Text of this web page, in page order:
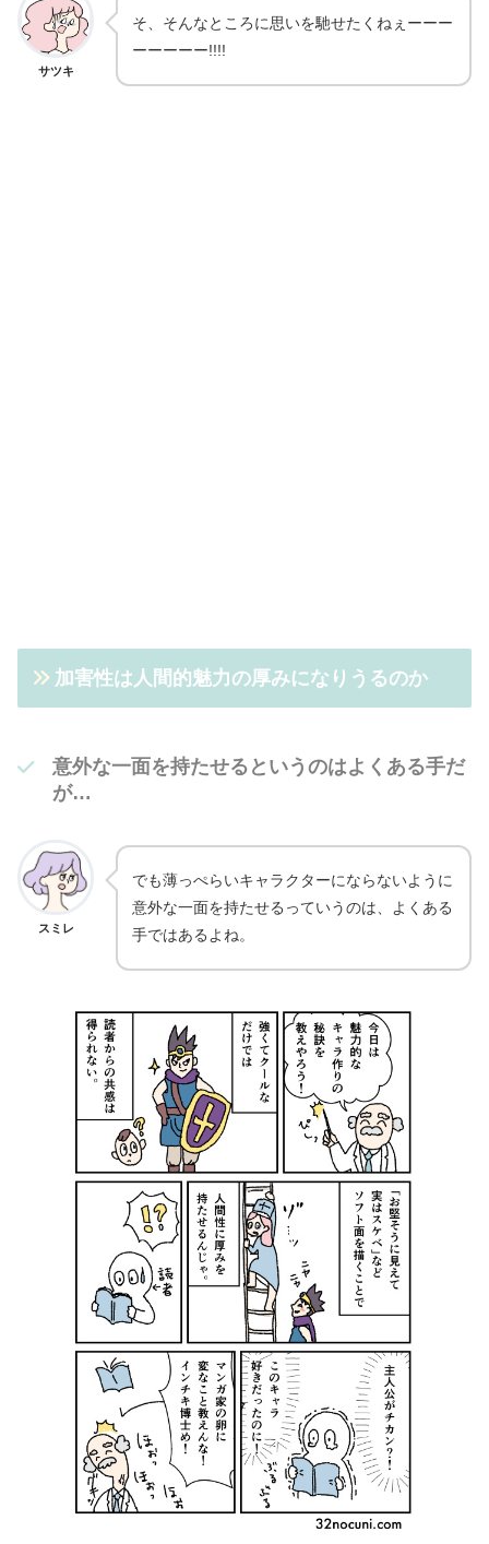
サツキ
そ、そんなところに思いを馳せたくねぇーーー
ーーーーー!!!!
加害性は人間的魅力の厚みになりうるのか
意外な一面を持たせるというのはよくある手だ
が…
スミレ
でも薄っぺらいキャラクターにならないように
意外な一面を持たせるっていうのは、よくある
手ではあるよね。